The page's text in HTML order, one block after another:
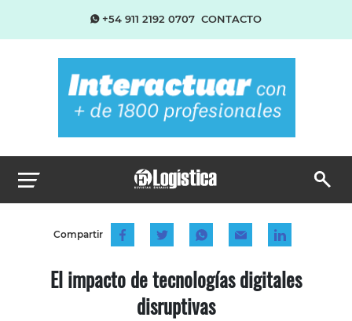
+54 911 2192 0707 CONTACTO
Compartir
El impacto de tecnologías digitales
disruptivas